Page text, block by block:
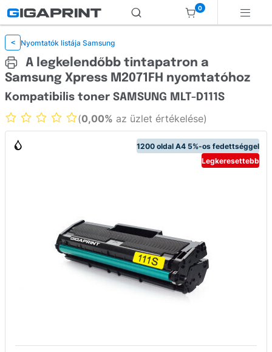
0
< Nyomtatók listája Samsung
A legkelendőbb tintapatron a
Samsung Xpress M2071FH nyomtatóhoz
1200 oldal A4 5%-os fedettséggel
Legkeresettebb
Kompatibilis toner SAMSUNG MLT-D111S
(0,00% az üzlet értékelése)